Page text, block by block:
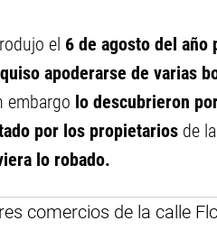
el 6 de agosto del año
quiso apoderarse de varias
embargo lo descubrieron
por los propietarios de
lo robado.